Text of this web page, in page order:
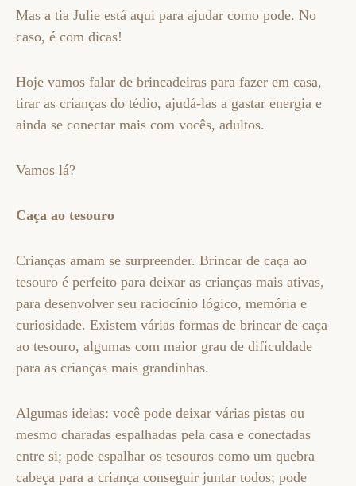
Mas a tia Julie está aqui para ajudar como pode. No
caso, é com dicas!
Hoje vamos falar de brincadeiras para fazer em casa,
tirar as crianças do tédio, ajudá-las a gastar energia e
ainda se conectar mais com vocês, adultos.
Vamos lá?
Caça ao tesouro
Crianças amam se surpreender. Brincar de caça ao
tesouro é perfeito para deixar as crianças mais ativas,
para desenvolver seu raciocínio lógico, memória e
curiosidade. Existem várias formas de brincar de caça
ao tesouro, algumas com maior grau de dificuldade
para as crianças mais grandinhas.
Algumas ideias: você pode deixar várias pistas ou
mesmo charadas espalhadas pela casa e conectadas
entre si; pode espalhar os tesouros como um quebra
cabeça para a criança conseguir juntar todos; pode